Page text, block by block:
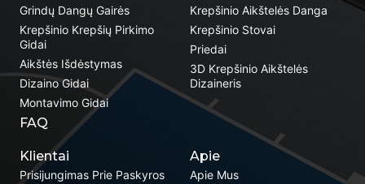
Krepšinio Aikštelės Danga
Krepšinio Stovai
Priedai
3D Krepšinio Aikštelės
Dizaineris
Grindų Dangų Gairės
Krepšinio Krepšių Pirkimo
Gidai
Aikštės Išdėstymas
Dizaino Gidai
Montavimo Gidai
FAQ
Klientai
Prisijungimas Prie Paskyros
Apie
Apie Mus